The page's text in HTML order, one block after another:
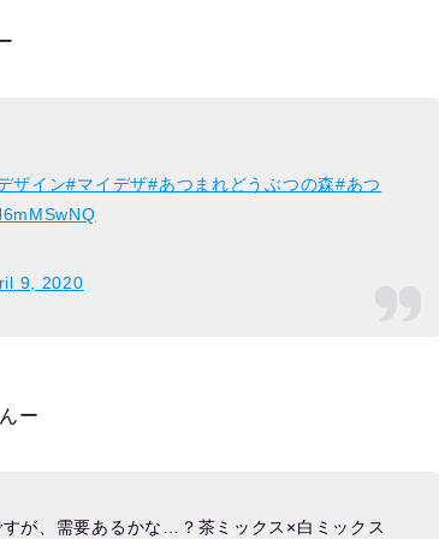
ザイン#マイデザ#あつまれどうぶつの森#あつ
9, 2020
ー
が、需要あるかな…？茶ミックス×白ミックス